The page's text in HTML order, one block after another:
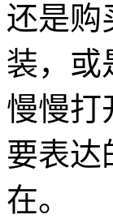
还是购
装，或
慢慢打
要表达
在。